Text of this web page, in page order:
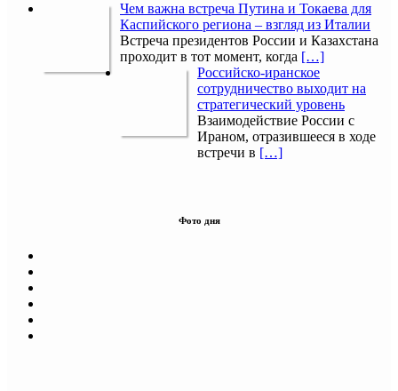
Чем важна встреча Путина и Токаева для
Каспийского региона – взгляд из Италии
Встреча президентов России и Казахстана
проходит в тот момент, когда […]
Российско-иранское
сотрудничество выходит на
стратегический уровень
Взаимодействие России с
Ираном, отразившееся в ходе
встречи в […]
Фото дня